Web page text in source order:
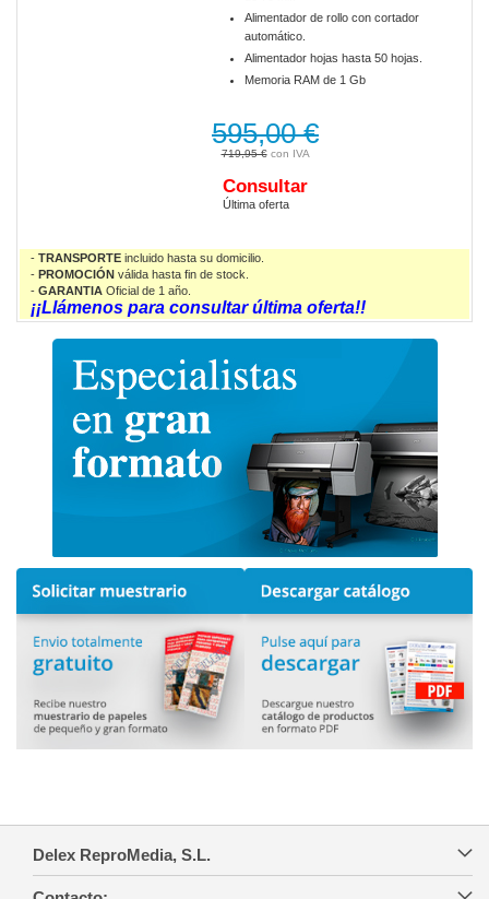
Alimentador de rollo con cortador
automático.
Alimentador hojas hasta 50 hojas.
Memoria RAM de 1 Gb
719,95 €
595,00 €
Consultar
Última oferta
- TRANSPORTE incluido hasta su domicilio.
- PROMOCIÓN válida hasta fin de stock.
- GARANTIA Oficial de 1 año.
¡¡Llámenos para consultar última oferta!!
Delex ReproMedia, S.L.